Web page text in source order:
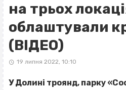
на трьох
облаштували
(ВІДЕО)
19 липня 2022, 10:10
У Долині троянд, парку